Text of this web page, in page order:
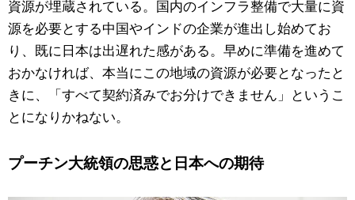
資源が埋蔵されている。国内のインフラ整備で大量に資
源を必要とする中国やインドの企業が進出し始めてお
り、既に日本は出遅れた感がある。早めに準備を進めて
おかなければ、本当にこの地域の資源が必要となったと
きに、「すべて契約済みでお分けできません」というこ
とになりかねない。
プーチン大統領の思惑と日本への期待